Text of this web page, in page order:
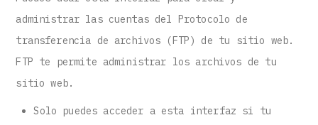
administrar las cuentas del Protocolo de
transferencia de archivos (FTP) de tu sitio web.
FTP te permite administrar los archivos de tu
sitio web.
Solo puedes acceder a esta interfaz si tu